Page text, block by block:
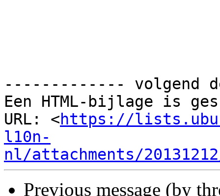
------------- volgend
Een HTML-bijlage is
URL: <https://
l10n-
nl/attachments/
Previous message (by